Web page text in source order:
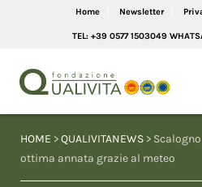
Home Newsletter
TEL: +39 0577 1503049
HOME >QUALIVITANEWS >
ottima annata grazie al meteo